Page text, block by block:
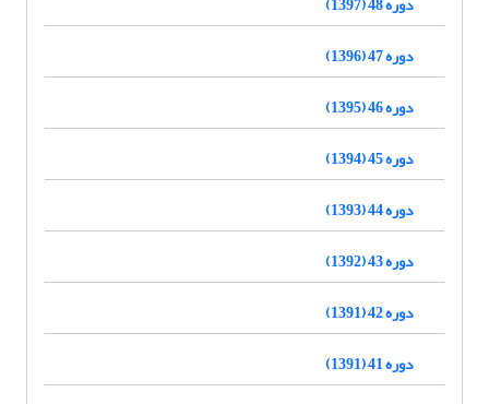
دوره 47 (1396)
دوره 46 (1395)
دوره 45 (1394)
دوره 44 (1393)
دوره 43 (1392)
دوره 42 (1391)
دوره 41 (1391)